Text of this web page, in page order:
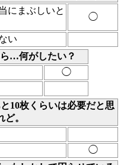
にまぶしいと
◯
い
…何がしたい？
◯
10枚くらいは必要だと思
ど。
◯